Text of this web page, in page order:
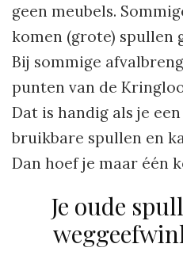
geen meubels.
komen (grote) spullen
Bij sommige
punten van de
Dat is handig als je
bruikbare spullen en
Dan hoef je maar één
Je oude